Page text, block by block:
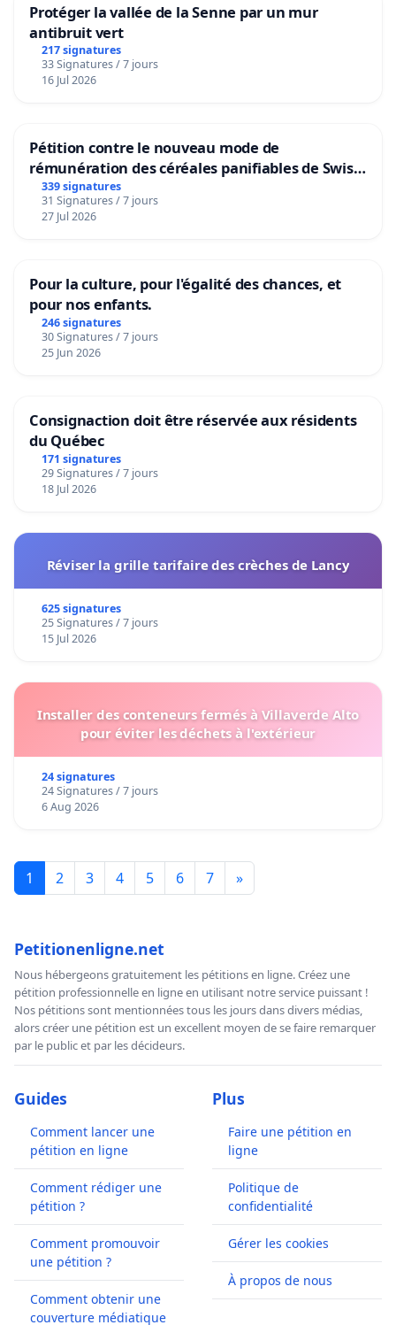
Protéger la vallée de la Senne par un mur
antibruit vert
217 signatures
33 Signatures / 7 jours
16 Jul 2026
Pétition contre le nouveau mode de
rémunération des céréales panifiables de Swiss
granum basé sur la teneur en protéines
339 signatures
31 Signatures / 7 jours
27 Jul 2026
Pour la culture, pour l'égalité des chances, et
pour nos enfants.
246 signatures
30 Signatures / 7 jours
25 Jun 2026
Consignaction doit être réservée aux résidents
du Québec
171 signatures
29 Signatures / 7 jours
18 Jul 2026
Réviser la grille tarifaire des crèches de Lancy
625 signatures
25 Signatures / 7 jours
15 Jul 2026
Installer des conteneurs fermés à Villaverde Alto
pour éviter les déchets à l'extérieur
24 signatures
24 Signatures / 7 jours
6 Aug 2026
1 2 3 4 5 6 7 »
Petitionenligne.net
Nous hébergeons gratuitement les pétitions en ligne. Créez une
pétition professionnelle en ligne en utilisant notre service puissant !
Nos pétitions sont mentionnées tous les jours dans divers médias,
alors créer une pétition est un excellent moyen de se faire remarquer
par le public et par les décideurs.
Guides
Comment lancer une
pétition en ligne
Comment rédiger une
pétition ?
Comment promouvoir
une pétition ?
Comment obtenir une
couverture médiatique
Plus
Faire une pétition en
ligne
Politique de
confidentialité
Gérer les cookies
À propos de nous